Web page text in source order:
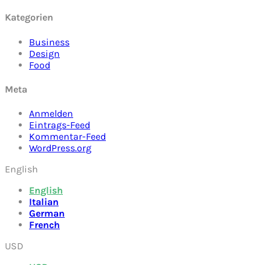
Kategorien
Business
Design
Food
Meta
Anmelden
Eintrags-Feed
Kommentar-Feed
WordPress.org
English
English
Italian
German
French
USD